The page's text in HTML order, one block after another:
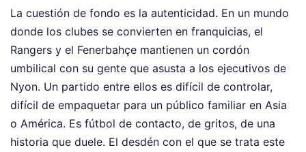
La cuestión de fondo es la autenticidad. En un mundo
donde los clubes se convierten en franquicias, el
Rangers y el Fenerbahçe mantienen un cordón
umbilical con su gente que asusta a los ejecutivos de
Nyon. Un partido entre ellos es difícil de controlar,
difícil de empaquetar para un público familiar en Asia
o América. Es fútbol de contacto, de gritos, de una
historia que duele. El desdén con el que se trata este